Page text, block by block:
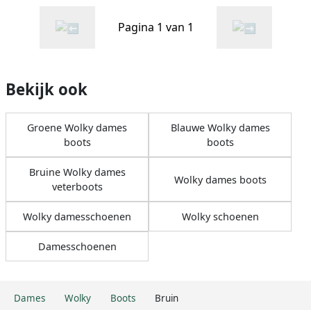
Dames Wolky Boots Bruin
Pagina 1 van 1
Bekijk ook
Groene Wolky dames
boots
Blauwe Wolky dames
boots
Bruine Wolky dames
veterboots
Wolky dames boots
Wolky damesschoenen Wolky schoenen
Damesschoenen